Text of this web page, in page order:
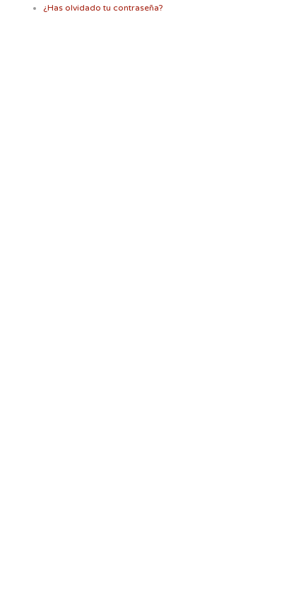
¿Has olvidado tu contraseña?